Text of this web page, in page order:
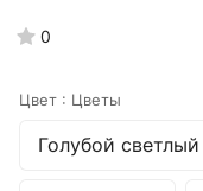
0
Цвет : Цветы
Голубой светлый